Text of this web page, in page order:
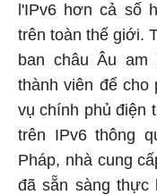
l'IPv6 hơn cả số
trên toàn thế giới.
ban châu Âu
thành viên để cho
vụ chính phủ điện
trên IPv6 thông
Pháp, nhà cung
đã sẵn sàng thực